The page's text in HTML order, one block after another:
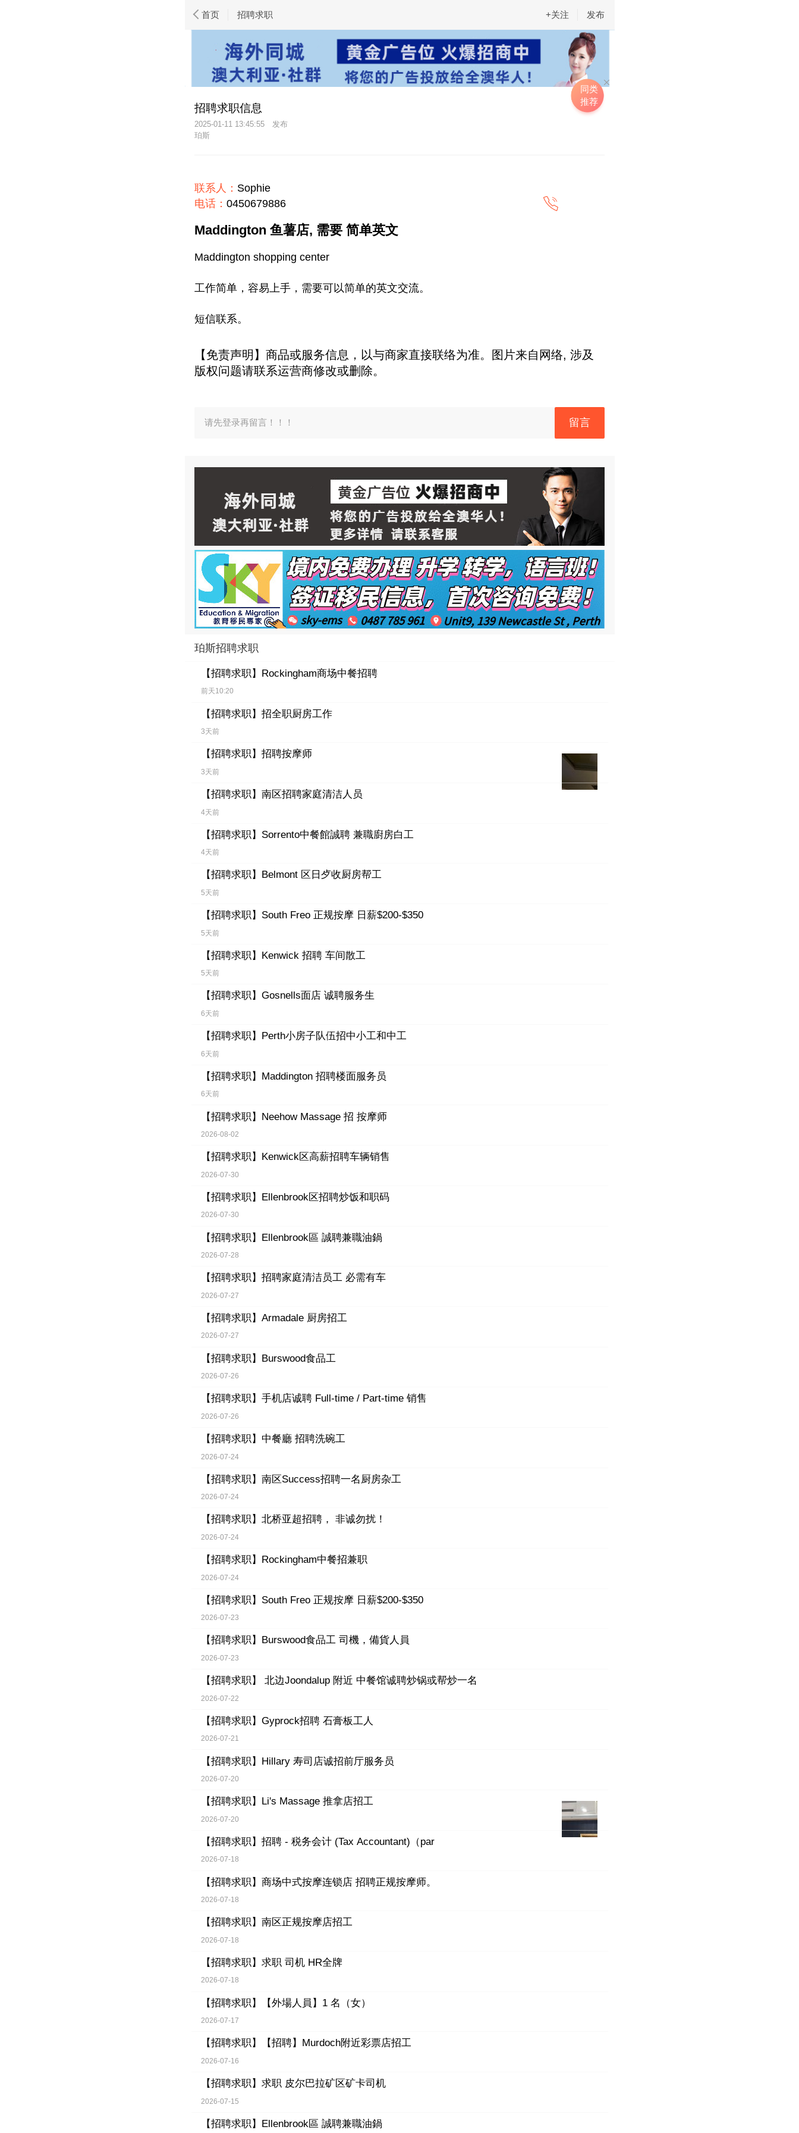
首页 招聘求职 发布
+关注
招聘求职信息
2025-01-11 13:45:55
珀斯
联系人： Sophie
电话： 0450679886
Maddington 鱼薯店, 需要 简单英文
Maddington shopping center
工作简单，容易上手，需要可以简单的英文交流。
短信联系。
【免责声明】商品或服务信息，以与商家直接联络为准。图片来自网络, 涉及
版权问题请联系运营商修改或删除。
请先登录再留言！！！ 留言
珀斯招聘求职
【招聘求职】 Rockingham商场中餐招聘
前天10:20
【招聘求职】招全职厨房工作
3天前
【招聘求职】招聘按摩师
3天前
【招聘求职】南区招聘家庭清洁人员
4天前
【招聘求职】 Sorrento中餐館誠聘 兼職廚房白工
4天前
【招聘求职】 Belmont 区日歺收厨房帮工
5天前
【招聘求职】 South Freo 正规按摩 日薪$200-$350
5天前
【招聘求职】 Kenwick 招聘 车间散工
5天前
【招聘求职】Gosnells面店 诚聘服务生
6天前
【招聘求职】 Perth小房子队伍招中小工和中工
6天前
【招聘求职】 Maddington 招聘楼面服务员
6天前
【招聘求职】 Neehow Massage 招 按摩师
2026-08-02
【招聘求职】 Kenwick区高薪招聘车辆销售
2026-07-30
【招聘求职】 Ellenbrook区招聘炒饭和职码
2026-07-30
【招聘求职】 Ellenbrook區 誠聘兼職油鍋
2026-07-28
【招聘求职】招聘家庭清洁员工 必需有车
2026-07-27
【招聘求职】Armadale 厨房招工
2026-07-27
【招聘求职】 Burswood食品工
2026-07-26
【招聘求职】手机店诚聘 Full-time / Part-time 销售
2026-07-26
【招聘求职】 中餐廳 招聘洗碗工
2026-07-24
【招聘求职】南区Success招聘一名厨房杂工
2026-07-24
【招聘求职】北桥亚超招聘， 非诚勿扰！
2026-07-24
【招聘求职】 Rockingham中餐招兼职
2026-07-24
【招聘求职】 South Freo 正规按摩 日薪$200-$350
2026-07-23
【招聘求职】 Burswood食品工 司機，備貨人員
2026-07-23
【招聘求职】 北边Joondalup 附近 中餐馆诚聘炒锅或帮炒一名
2026-07-22
【招聘求职】Gyprock招聘 石膏板工人
2026-07-21
【招聘求职】 Hillary 寿司店诚招前厅服务员
2026-07-20
【招聘求职】 Li's Massage 推拿店招工
2026-07-20
【招聘求职】招聘 - 税务会计 (Tax Accountant)（par
2026-07-18
【招聘求职】商场中式按摩连锁店 招聘正规按摩师。
2026-07-18
【招聘求职】南区正规按摩店招工
2026-07-18
【招聘求职】 求职 司机 HR全牌
2026-07-18
【招聘求职】 【外場人員】1 名（女）
2026-07-17
【招聘求职】 【招聘】Murdoch附近彩票店招工
2026-07-16
【招聘求职】求职 皮尔巴拉矿区矿卡司机
2026-07-15
【招聘求职】 Ellenbrook區 誠聘兼職油鍋
同类
推荐